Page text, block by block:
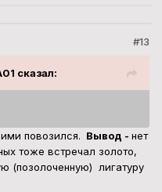
#13
сказал:
повозился. Вывод - нет
тоже встречал золото,
(позолоченную) лигатуру